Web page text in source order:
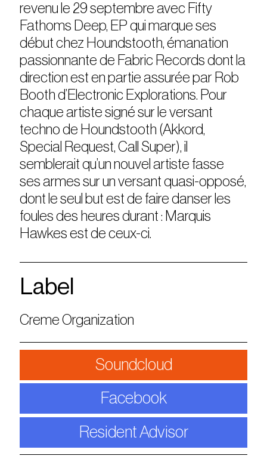
revenu le 29 septembre avec Fifty
Fathoms Deep, EP qui marque ses
début chez Houndstooth, émanation
passionnante de Fabric Records dont la
direction est en partie assurée par Rob
Booth d’Electronic Explorations. Pour
chaque artiste signé sur le versant
techno de Houndstooth (Akkord,
Special Request, Call Super), il
semblerait qu’un nouvel artiste fasse
ses armes sur un versant quasi-opposé,
dont le seul but est de faire danser les
foules des heures durant : Marquis
Hawkes est de ceux-ci.
Label
Creme Organization
Soundcloud
Facebook
Resident Advisor